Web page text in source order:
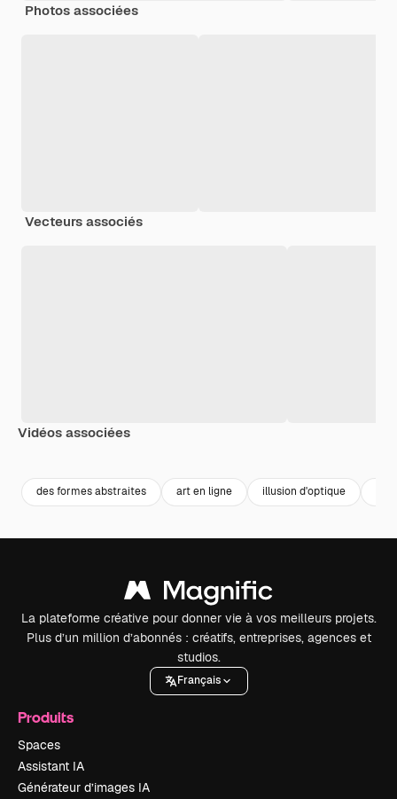
Photos associées
Vecteurs associés
Vidéos associées
des formes abstraites art en ligne illusion d'optique
La plateforme créative pour donner vie à vos meilleurs projets.
Plus d’un million d’abonnés : créatifs, entreprises, agences et
studios.
Français
Produits
Spaces
Assistant IA
Générateur d’images IA